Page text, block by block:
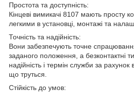
Простота та доступність:
Кінцеві вимикачі 8107 мають просту
легкими в установці, монтажі та
Точність та надійність:
Вони забезпечують точне
заданого положення, а безконтактні
надійність і термін служби за рахунок
що труться.
Стійкість до умов: